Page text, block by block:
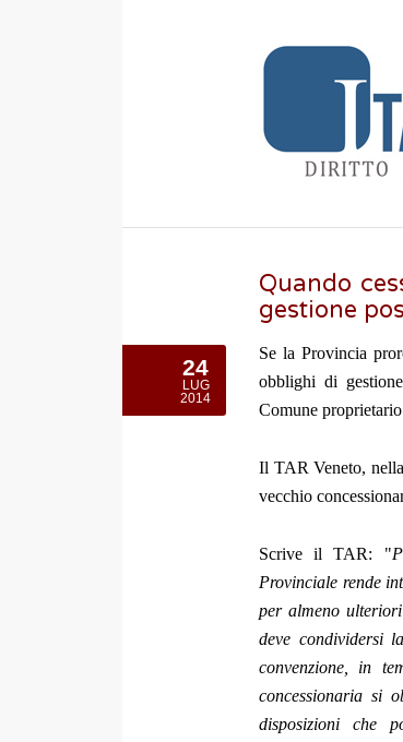
Quando
gestione
24
LUG
2014
Se la Provincia
obblighi di
Comune
Il TAR Veneto,
vecchio
Scrive il TAR: "
Provinciale rende
per almeno
deve condividersi
convenzione, in
concessionaria si
disposizioni che